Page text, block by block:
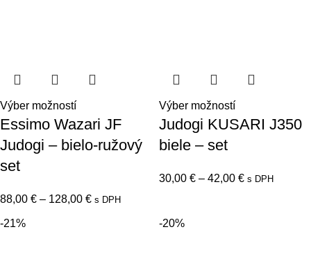
Výber možností
Essimo Wazari JF
Judogi – bielo-ružový
set
88,00 € – 128,00 € s DPH
Výber možností
Judogi KUSARI J350
biele – set
30,00 € – 42,00 € s DPH
-21% -20%